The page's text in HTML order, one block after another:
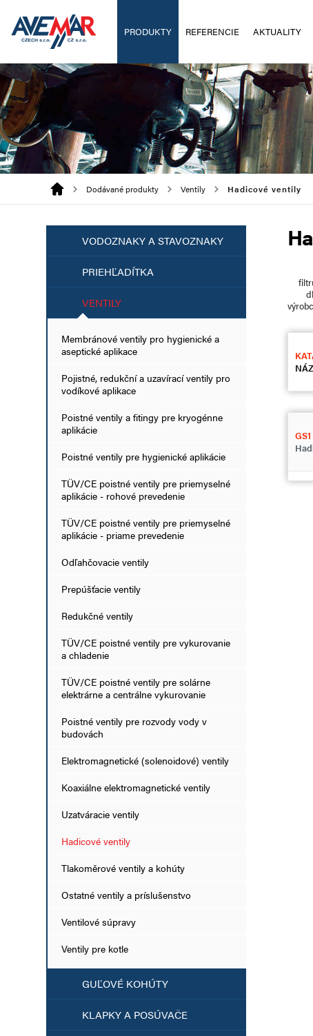
PRODUKTY REFERENCIE AKTUALITY
Dodávané produkty Ventily Hadicové ventily
VODOZNAKY A STAVOZNAKY
PRIEHĽADÍTKA
VENTILY
Membránové ventily pro hygienické a
aseptické aplikace
Pojistné, redukční a uzavírací ventily pro
vodíkové aplikace
Poistné ventily a fitingy pre kryogénne
aplikácie
Poistné ventily pre hygienické aplikácie
TÜV/CE poistné ventily pre priemyselné
aplikácie - rohové prevedenie
TÜV/CE poistné ventily pre priemyselné
aplikácie - priame prevedenie
Odľahčovacie ventily
Prepúšťacie ventily
Redukčné ventily
TÜV/CE poistné ventily pre vykurovanie
a chladenie
TÜV/CE poistné ventily pre solárne
elektrárne a centrálne vykurovanie
Poistné ventily pre rozvody vody v
budovách
Elektromagnetické (solenoidové) ventily
Koaxiálne elektromagnetické ventily
Uzatváracie ventily
Hadicové ventily
Tlakoměrové ventily a kohúty
Ostatné ventily a príslušenstvo
Ventilové súpravy
Ventily pre kotle
GUĽOVÉ KOHÚTY
KLAPKY A POSÚVAČE
GS1